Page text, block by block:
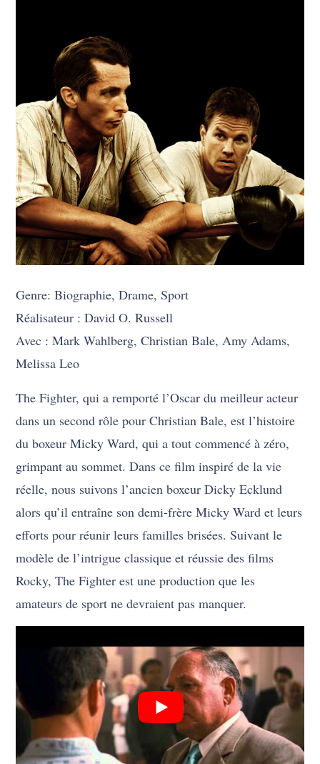
Genre: Biographie, Drame, Sport
Réalisateur : David O. Russell
Avec : Mark Wahlberg, Christian Bale, Amy Adams,
Melissa Leo
The Fighter, qui a remporté l’Oscar du meilleur acteur
dans un second rôle pour Christian Bale, est l’histoire
du boxeur Micky Ward, qui a tout commencé à zéro,
grimpant au sommet. Dans ce film inspiré de la vie
réelle, nous suivons l’ancien boxeur Dicky Ecklund
alors qu’il entraîne son demi-frère Micky Ward et leurs
efforts pour réunir leurs familles brisées. Suivant le
modèle de l’intrigue classique et réussie des films
Rocky, The Fighter est une production que les
amateurs de sport ne devraient pas manquer.